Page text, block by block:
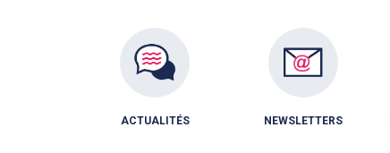
ACTUALITÉS NEWSLETTERS